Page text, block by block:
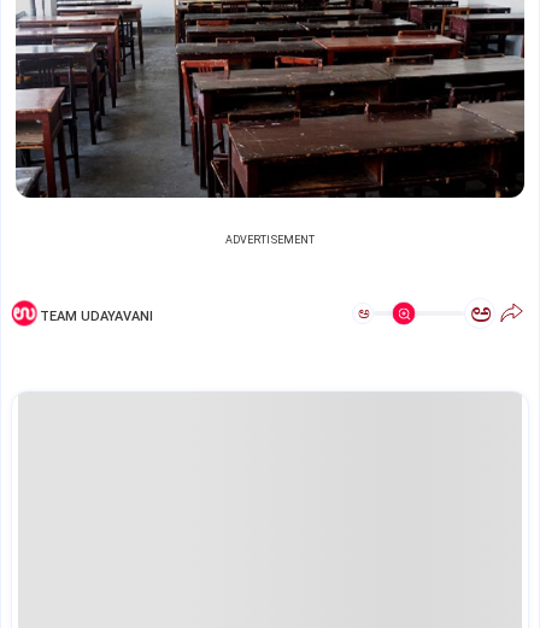
ADVERTISEMENT
TEAM UDAYAVANI ಅ ಅ